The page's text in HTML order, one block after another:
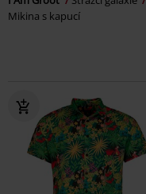
Mikina s kapucí